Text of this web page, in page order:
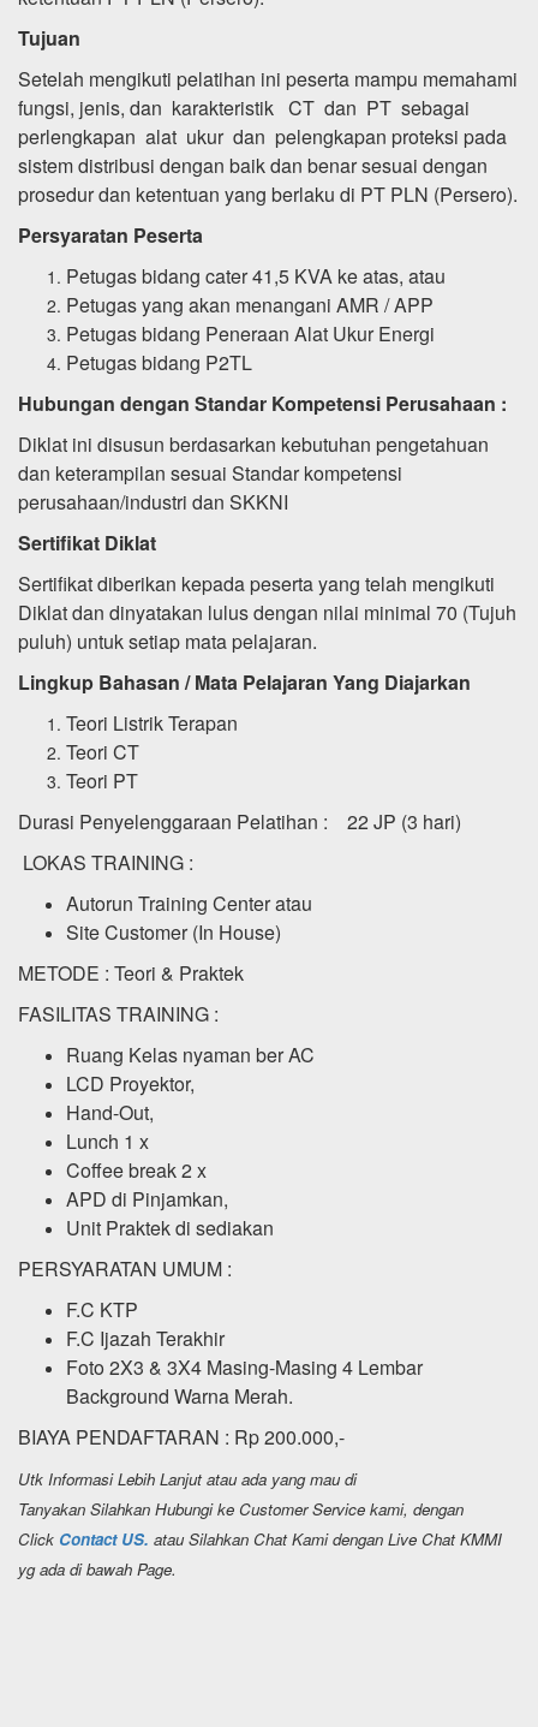
Tujuan
Setelah mengikuti pelatihan ini peserta mampu memahami
fungsi, jenis, dan karakteristik CT dan PT sebagai
perlengkapan alat ukur dan pelengkapan proteksi pada
sistem distribusi dengan baik dan benar sesuai dengan
prosedur dan ketentuan yang berlaku di PT PLN (Persero).
Persyaratan Peserta
Petugas bidang cater 41,5 KVA ke atas, atau
Petugas yang akan menangani AMR / APP
Petugas bidang Peneraan Alat Ukur Energi
Petugas bidang P2TL
Hubungan dengan Standar Kompetensi Perusahaan :
Diklat ini disusun berdasarkan kebutuhan pengetahuan
dan keterampilan sesuai Standar kompetensi
perusahaan/industri dan SKKNI
Sertifikat Diklat
Sertifikat diberikan kepada peserta yang telah mengikuti
Diklat dan dinyatakan lulus dengan nilai minimal 70 (Tujuh
puluh) untuk setiap mata pelajaran.
Lingkup Bahasan / Mata Pelajaran Yang Diajarkan
Teori Listrik Terapan
Teori CT
Teori PT
Durasi Penyelenggaraan Pelatihan : 22 JP (3 hari)
LOKAS TRAINING :
Autorun Training Center atau
Site Customer (In House)
METODE : Teori & Praktek
FASILITAS TRAINING :
Ruang Kelas nyaman ber AC
LCD Proyektor,
Hand-Out,
Lunch 1 x
Coffee break 2 x
APD di Pinjamkan,
Unit Praktek di sediakan
PERSYARATAN UMUM :
F.C KTP
F.C Ijazah Terakhir
Foto 2X3 & 3X4 Masing-Masing 4 Lembar
Background Warna Merah.
BIAYA PENDAFTARAN : Rp 200.000,-
Utk Informasi Lebih Lanjut atau ada yang mau di
Tanyakan Silahkan Hubungi ke Customer Service kami, dengan
Click Contact US. atau Silahkan Chat Kami dengan Live Chat KMMI
yg ada di bawah Page.